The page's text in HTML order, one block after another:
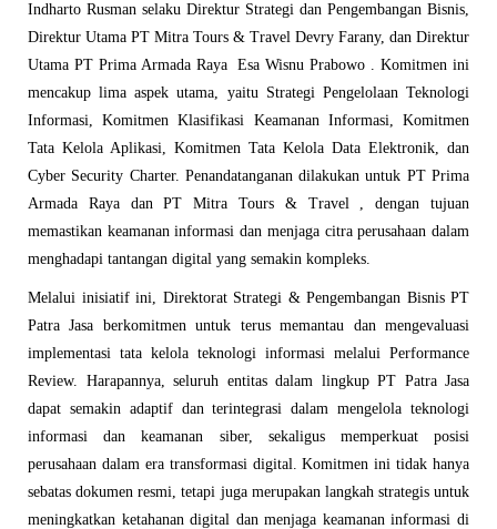
Indharto Rusman selaku Direktur Strategi dan Pengembangan Bisnis,
Direktur Utama PT Mitra Tours & Travel Devry Farany, dan Direktur
Utama PT Prima Armada Raya Esa Wisnu Prabowo . Komitmen ini
mencakup lima aspek utama, yaitu Strategi Pengelolaan Teknologi
Informasi, Komitmen Klasifikasi Keamanan Informasi, Komitmen
Tata Kelola Aplikasi, Komitmen Tata Kelola Data Elektronik, dan
Cyber Security Charter. Penandatanganan dilakukan untuk PT Prima
Armada Raya dan PT Mitra Tours & Travel , dengan tujuan
memastikan keamanan informasi dan menjaga citra perusahaan dalam
menghadapi tantangan digital yang semakin kompleks.
Melalui inisiatif ini, Direktorat Strategi & Pengembangan Bisnis PT
Patra Jasa berkomitmen untuk terus memantau dan mengevaluasi
implementasi tata kelola teknologi informasi melalui Performance
Review. Harapannya, seluruh entitas dalam lingkup PT Patra Jasa
dapat semakin adaptif dan terintegrasi dalam mengelola teknologi
informasi dan keamanan siber, sekaligus memperkuat posisi
perusahaan dalam era transformasi digital. Komitmen ini tidak hanya
sebatas dokumen resmi, tetapi juga merupakan langkah strategis untuk
meningkatkan ketahanan digital dan menjaga keamanan informasi di